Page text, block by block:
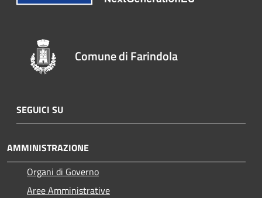
Comune di Farindola
SEGUICI SU
AMMINISTRAZIONE
Organi di Governo
Aree Amministrative